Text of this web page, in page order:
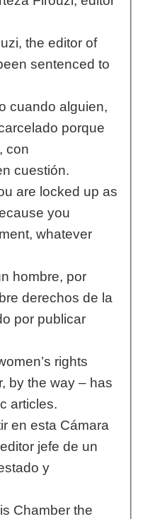
the editor of
sentenced to
cuando alguien,
porque
con
cuestión.
are locked up as
you
whatever
hombre, por
derechos de la
por publicar
rights
by the way – has
articles.
en esta Cámara
jefe de un
y
Chamber the